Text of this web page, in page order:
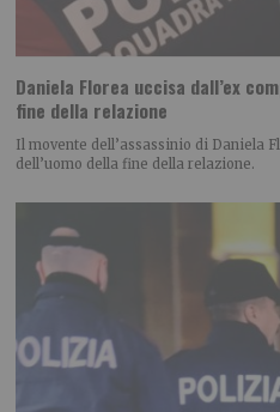
Daniela Florea uccisa dall’ex
fine della relazione
Il movente dell’assassinio di Daniela
dell’uomo della fine della relazione.